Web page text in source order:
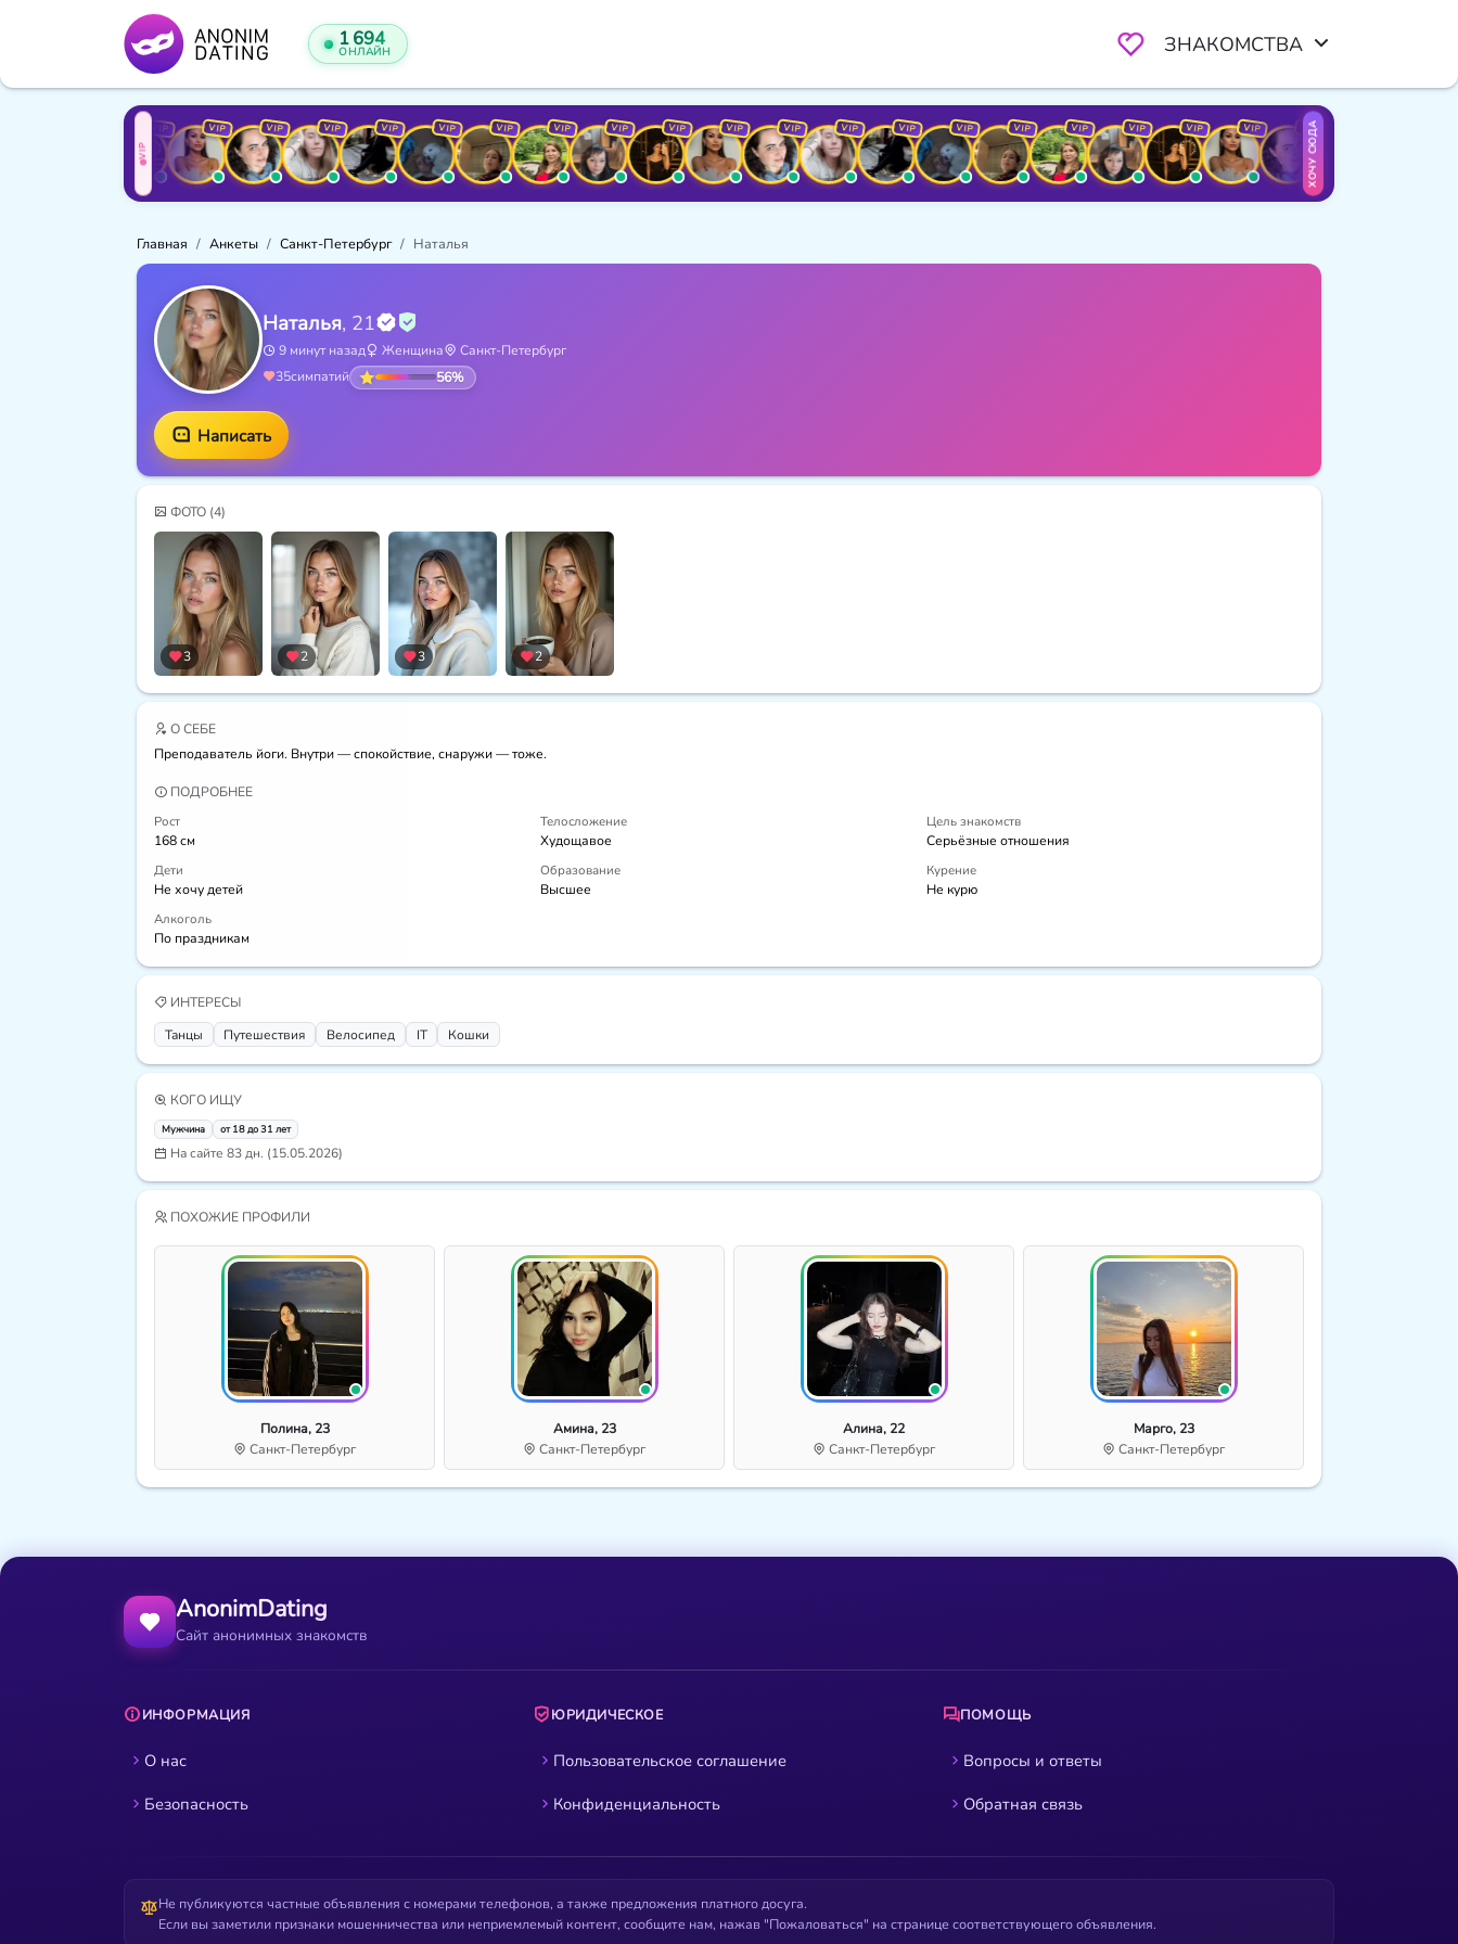
1 717
ОНЛАЙН ЗНАКОМСТВА
VIP
VIP VIP VIP VIP VIP VIP VIP VIP VIP VIP VIP VIP VIP VIP VIP VIP VIP VIP VIP VIP ХОЧУ СЮДА
Главная Анкеты Санкт-Петербург Наталья
Наталья, 21
9 минут назад Женщина
Санкт-Петербург
35симпатий 56%
Написать
ФОТО (4)
3 2 3 2
О СЕБЕ
Преподаватель йоги. Внутри — спокойствие, снаружи — тоже.
ПОДРОБНЕЕ
Рост
168 см
Телосложение
Худощавое
Цель знакомств
Серьёзные отношения
Дети
Не хочу детей
Образование
Высшее
Курение
Не курю
Алкоголь
По праздникам
ИНТЕРЕСЫ
Танцы
Путешествия Велосипед IT Кошки
КОГО ИЩУ
Мужчина от 18 до 31 лет
На сайте 83 дн. (15.05.2026)
ПОХОЖИЕ ПРОФИЛИ
Полина, 23
Санкт-Петербург
Амина, 23
Санкт-Петербург
Алина, 22
Санкт-Петербург
Марго, 23
Санкт-Петербург
AnonimDating
Сайт анонимных знакомств
ИНФОРМАЦИЯ
О нас
Безопасность
ЮРИДИЧЕСКОЕ
Пользовательское соглашение
Конфиденциальность
ПОМОЩЬ
Вопросы и ответы
Обратная связь
Не публикуются частные объявления с номерами телефонов, а также предложения платного досуга.
Если вы заметили признаки мошенничества или неприемлемый контент, сообщите нам, нажав "Пожаловаться" на странице соответствующего объявления.